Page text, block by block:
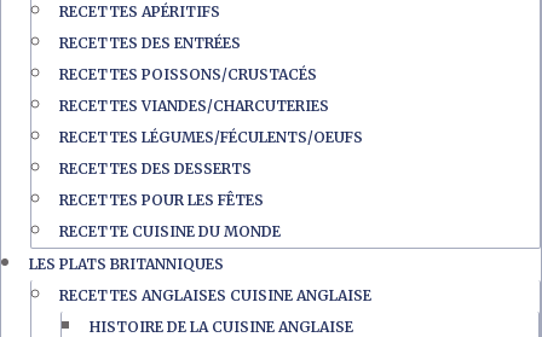
RECETTES APÉRITIFS
RECETTES DES ENTRÉES
RECETTES POISSONS/CRUSTACÉS
RECETTES VIANDES/CHARCUTERIES
RECETTES LÉGUMES/FÉCULENTS/OEUFS
RECETTES DES DESSERTS
RECETTES POUR LES FÊTES
RECETTE CUISINE DU MONDE
LES PLATS BRITANNIQUES
RECETTES ANGLAISES CUISINE ANGLAISE
HISTOIRE DE LA CUISINE ANGLAISE